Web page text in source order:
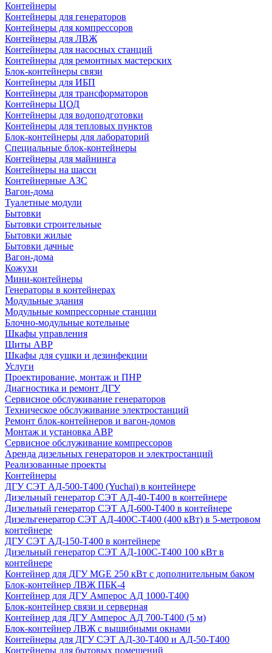
Контейнеры
Контейнеры для генераторов
Контейнеры для компрессоров
Контейнеры для ЛВЖ
Контейнеры для насосных станций
Контейнеры для ремонтных мастерских
Блок-контейнеры связи
Контейнеры для ИБП
Контейнеры для трансформаторов
Контейнеры ЦОД
Контейнеры для водоподготовки
Контейнеры для тепловых пунктов
Блок-контейнеры для лабораторий
Специальные блок-контейнеры
Контейнеры для майнинга
Контейнеры на шасси
Контейнерные АЗС
Вагон-дома
Туалетные модули
Бытовки
Бытовки строительные
Бытовки жилые
Бытовки дачные
Вагон-дома
Кожухи
Мини-контейнеры
Генераторы в контейнерах
Модульные здания
Модульные компрессорные станции
Блочно-модульные котельные
Шкафы управления
Щиты АВР
Шкафы для сушки и дезинфекции
Услуги
Проектирование, монтаж и ПНР
Диагностика и ремонт ДГУ
Сервисное обслуживание генераторов
Техническое обслуживание электростанций
Ремонт блок-контейнеров и вагон-домов
Монтаж и установка АВР
Сервисное обслуживание компрессоров
Аренда дизельных генераторов и электростанций
Реализованные проекты
Контейнеры
ДГУ СЭТ АД-500-Т400 (Yuchai) в контейнере
Дизельный генератор СЭТ АД-40-Т400 в контейнере
Дизельный генератор СЭТ АД-600-Т400 в контейнере
Дизельгенератор СЭТ АД-400С-Т400 (400 кВт) в 5-метровом
контейнере
ДГУ СЭТ АД-150-Т400 в контейнере
Дизельный генератор СЭТ АД-100С-Т400 100 кВт в
контейнере
Контейнер для ДГУ MGE 250 кВт с дополнительным баком
Блок-контейнер ЛВЖ ПБК-4
Контейнер для ДГУ Амперос АД 1000-Т400
Блок-контейнер связи и серверная
Контейнер для ДГУ Амперос АД 700-Т400 (5 м)
Блок-контейнер ЛВЖ с вышибными окнами
Контейнеры для ДГУ СЭТ АД-30-Т400 и АД-50-Т400
Контейнеры для бытовых помещений